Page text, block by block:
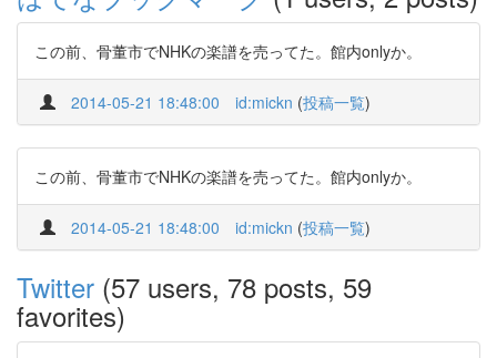
この前、骨董市でNHKの楽譜を売ってた。館内onlyか。
2014-05-21 18:48:00 id:mickn (投稿一覧)
この前、骨董市でNHKの楽譜を売ってた。館内onlyか。
2014-05-21 18:48:00 id:mickn (投稿一覧)
Twitter (57 users, 78 posts, 59
favorites)